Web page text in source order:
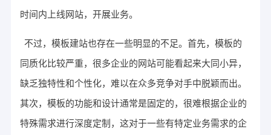
时间内上线网站，开展业务。
不过，模板建站也存在一些明显的不足。首先，模板的
同质化比较严重，很多企业的网站可能看起来大同小异，
缺乏独特性和个性化，难以在众多竞争对手中脱颖而出。
其次，模板的功能和设计通常是固定的，很难根据企业的
特殊需求进行深度定制，这对于一些有特定业务需求的企